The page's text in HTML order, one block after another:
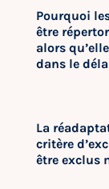
Pourquoi
être
alors
dans le
La
critère
être exclus